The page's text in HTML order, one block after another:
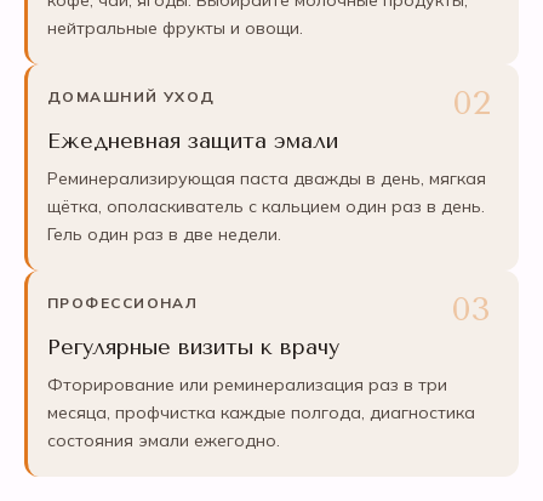
нейтральные фрукты и овощи.
ДОМАШНИЙ УХОД
Ежедневная защита эмали
Реминерализирующая паста дважды в день, мягкая
щётка, ополаскиватель с кальцием один раз в день.
Гель один раз в две недели.
ПРОФЕССИОНАЛ
Регулярные визиты к врачу
Фторирование или реминерализация раз в три
месяца, профчистка каждые полгода, диагностика
состояния эмали ежегодно.